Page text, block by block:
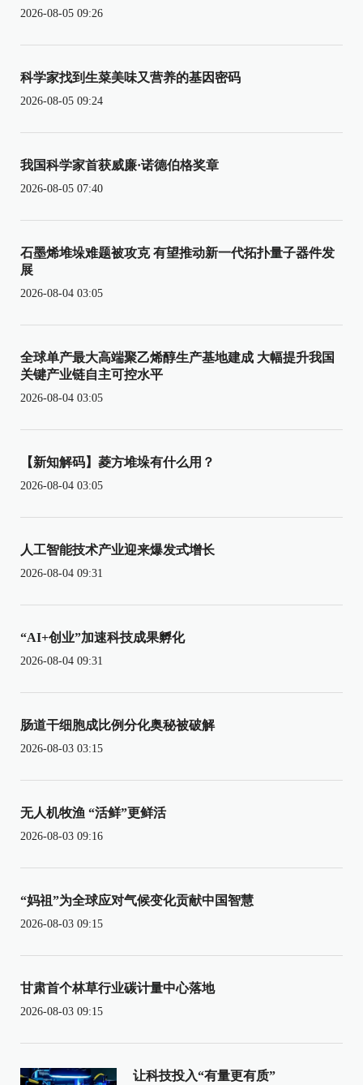
2026-08-05 09:26
科学家找到生菜美味又营养的基因密码
2026-08-05 09:24
我国科学家首获威廉·诺德伯格奖章
2026-08-05 07:40
石墨烯堆垛难题被攻克 有望推动新一代拓扑量子器件发
展
2026-08-04 03:05
全球单产最大高端聚乙烯醇生产基地建成 大幅提升我国
关键产业链自主可控水平
2026-08-04 03:05
【新知解码】菱方堆垛有什么用？
2026-08-04 03:05
人工智能技术产业迎来爆发式增长
2026-08-04 09:31
“AI+创业”加速科技成果孵化
2026-08-04 09:31
肠道干细胞成比例分化奥秘被破解
2026-08-03 03:15
无人机牧渔 “活鲜”更鲜活
2026-08-03 09:16
“妈祖”为全球应对气候变化贡献中国智慧
2026-08-03 09:15
甘肃首个林草行业碳计量中心落地
2026-08-03 09:15
让科技投入“有量更有质”